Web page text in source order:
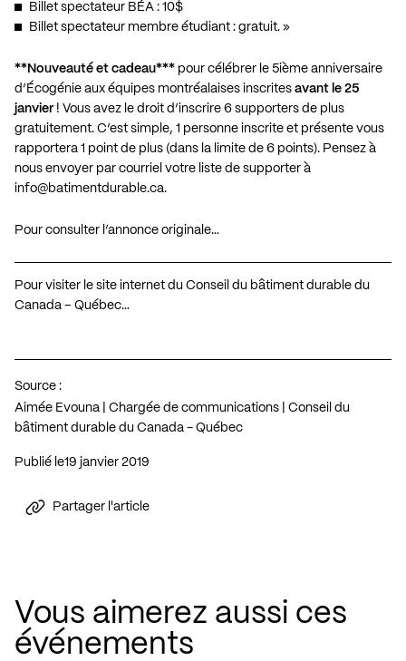
Billet spectateur BÉA : 10$
Billet spectateur membre étudiant : gratuit. »
**Nouveauté et cadeau*** pour célébrer le 5ième anniversaire
d’Écogénie aux équipes montréalaises inscrites avant le 25
janvier! Vous avez le droit d’inscrire 6 supporters de plus
gratuitement. C’est simple, 1 personne inscrite et présente vous
rapportera 1 point de plus (dans la limite de 6 points). Pensez à
nous envoyer par courriel votre liste de supporter à
info@batimentdurable.ca.
Pour consulter l’annonce originale…
Pour visiter le site internet du Conseil du bâtiment durable du
Canada – Québec…
Source :
Aimée Evouna | Chargée de communications | Conseil du
bâtiment durable du Canada - Québec
Publié le 19 janvier 2019
Partager l'article
Vous aimerez aussi ces
événements